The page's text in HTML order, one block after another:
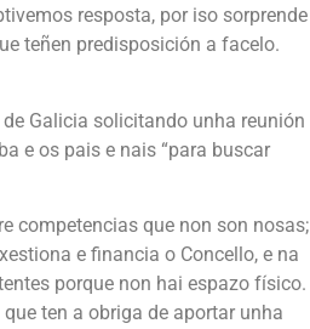
resposta, por iso sorprende
teñen predisposición a facelo.
Galicia solicitando unha reunión
e os pais e nais “para buscar
competencias que non son nosas;
e financia o Concello, e na
porque non hai espazo físico.
ten a obriga de aportar unha